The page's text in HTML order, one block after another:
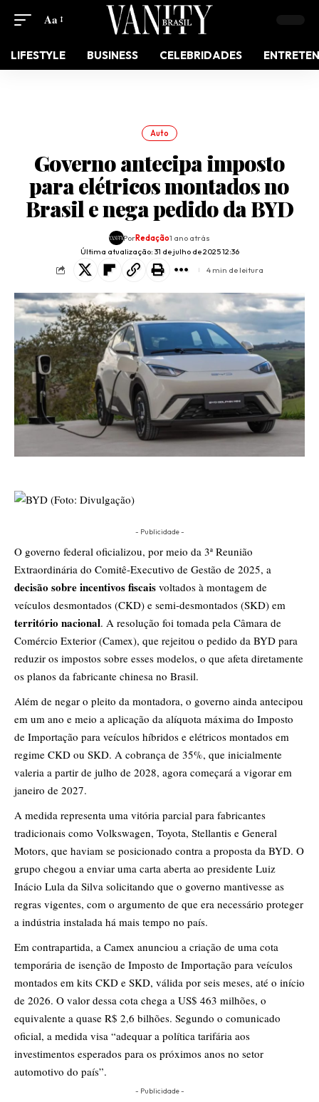
Aa
LIFESTYLE BUSINESS CELEBRIDADES
Auto
Governo antecipa imposto
para elétricos montados no
Brasil e nega pedido da BYD
Última atualização: 31 de julho de 2025 12:36
PorRedação1 ano atrás
4 min de leitura
- Publicidade -
O governo federal oficializou, por meio da 3ª Reunião
Extraordinária do Comitê-Executivo de Gestão de 2025, a
decisão sobre incentivos fiscais voltados à montagem de
veículos desmontados (CKD) e semi-desmontados (SKD) em
território nacional. A resolução foi tomada pela Câmara de
Comércio Exterior (Camex), que rejeitou o pedido da BYD para
reduzir os impostos sobre esses modelos, o que afeta diretamente
os planos da fabricante chinesa no Brasil.
Além de negar o pleito da montadora, o governo ainda antecipou
em um ano e meio a aplicação da alíquota máxima do Imposto
de Importação para veículos híbridos e elétricos montados em
regime CKD ou SKD. A cobrança de 35%, que inicialmente
valeria a partir de julho de 2028, agora começará a vigorar em
janeiro de 2027.
A medida representa uma vitória parcial para fabricantes
tradicionais como Volkswagen, Toyota, Stellantis e General
Motors, que haviam se posicionado contra a proposta da BYD. O
grupo chegou a enviar uma carta aberta ao presidente Luiz
Inácio Lula da Silva solicitando que o governo mantivesse as
regras vigentes, com o argumento de que era necessário proteger
a indústria instalada há mais tempo no país.
Em contrapartida, a Camex anunciou a criação de uma cota
temporária de isenção de Imposto de Importação para veículos
montados em kits CKD e SKD, válida por seis meses, até o início
de 2026. O valor dessa cota chega a US$ 463 milhões, o
equivalente a quase R$ 2,6 bilhões. Segundo o comunicado
oficial, a medida visa “adequar a política tarifária aos
investimentos esperados para os próximos anos no setor
automotivo do país”.
- Publicidade -